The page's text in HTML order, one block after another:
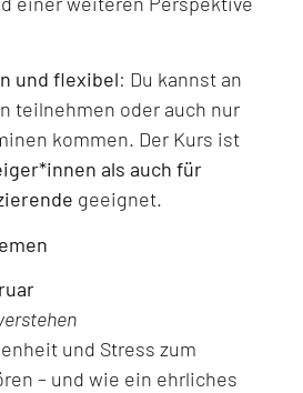
und flexibel: Du kannst an
teilnehmen oder auch nur
kommen. Der Kurs ist
als auch für
geeignet.
und Stress zum
– und wie ein ehrliches